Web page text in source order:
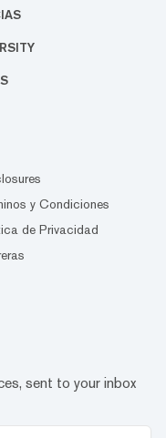
y Condiciones
de Privacidad
sent to your inbox